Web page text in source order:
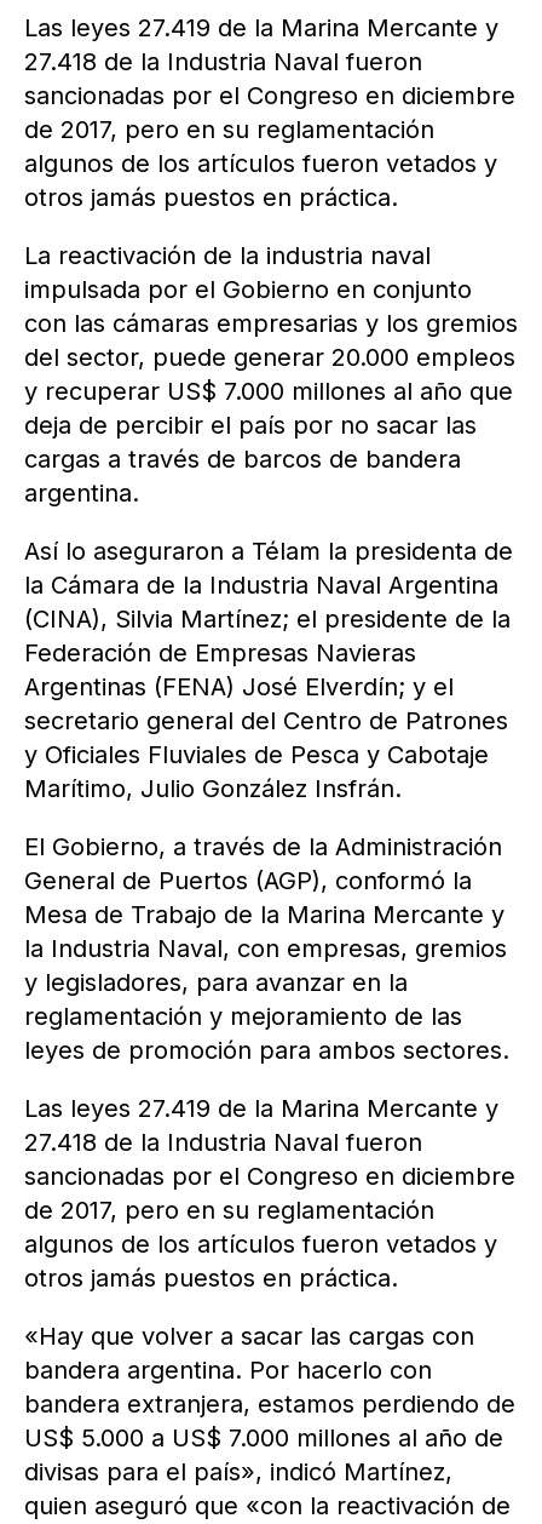
Las leyes 27.419 de la Marina Mercante y
27.418 de la Industria Naval fueron
sancionadas por el Congreso en diciembre
de 2017, pero en su reglamentación
algunos de los artículos fueron vetados y
otros jamás puestos en práctica.
La reactivación de la industria naval
impulsada por el Gobierno en conjunto
con las cámaras empresarias y los gremios
del sector, puede generar 20.000 empleos
y recuperar US$ 7.000 millones al año que
deja de percibir el país por no sacar las
cargas a través de barcos de bandera
argentina.
Así lo aseguraron a Télam la presidenta de
la Cámara de la Industria Naval Argentina
(CINA), Silvia Martínez; el presidente de la
Federación de Empresas Navieras
Argentinas (FENA) José Elverdín; y el
secretario general del Centro de Patrones
y Oficiales Fluviales de Pesca y Cabotaje
Marítimo, Julio González Insfrán.
El Gobierno, a través de la Administración
General de Puertos (AGP), conformó la
Mesa de Trabajo de la Marina Mercante y
la Industria Naval, con empresas, gremios
y legisladores, para avanzar en la
reglamentación y mejoramiento de las
leyes de promoción para ambos sectores.
Las leyes 27.419 de la Marina Mercante y
27.418 de la Industria Naval fueron
sancionadas por el Congreso en diciembre
de 2017, pero en su reglamentación
algunos de los artículos fueron vetados y
otros jamás puestos en práctica.
«Hay que volver a sacar las cargas con
bandera argentina. Por hacerlo con
bandera extranjera, estamos perdiendo de
US$ 5.000 a US$ 7.000 millones al año de
divisas para el país», indicó Martínez,
quien aseguró que «con la reactivación de